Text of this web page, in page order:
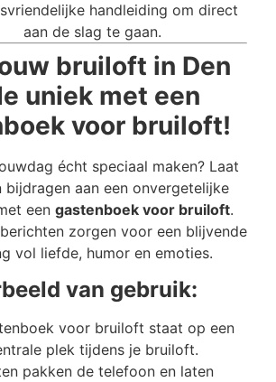
handleiding om direct
aan de slag te gaan.
bruiloft in Den
uniek met een
voor bruiloft!
écht speciaal maken? Laat
bijdragen aan een onvergetelijke
een gastenboek voor bruiloft.
zorgen voor een blijvende
vol liefde, humor en emoties.
van gebruik:
voor bruiloft staat op een
plek tijdens je bruiloft.
pakken de telefoon en laten